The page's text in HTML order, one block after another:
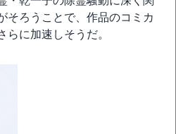
そろうことで、作品のコミカ
らに加速しそうだ。